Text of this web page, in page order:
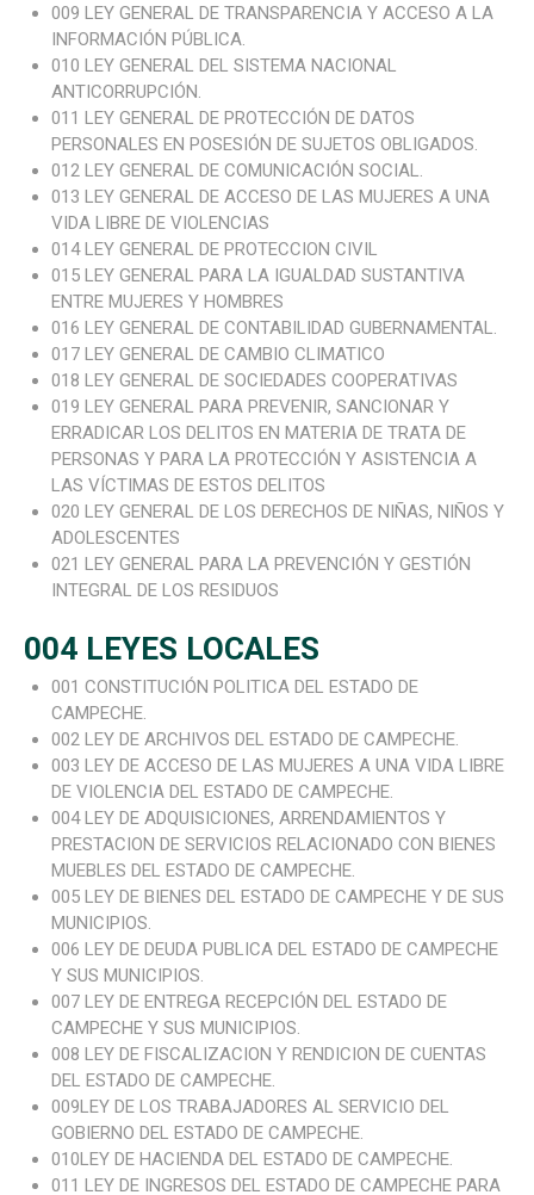
009 LEY GENERAL DE TRANSPARENCIA Y ACCESO A LA
INFORMACIÓN PÚBLICA.
010 LEY GENERAL DEL SISTEMA NACIONAL
ANTICORRUPCIÓN.
011 LEY GENERAL DE PROTECCIÓN DE DATOS
PERSONALES EN POSESIÓN DE SUJETOS OBLIGADOS.
012 LEY GENERAL DE COMUNICACIÓN SOCIAL.
013 LEY GENERAL DE ACCESO DE LAS MUJERES A UNA
VIDA LIBRE DE VIOLENCIAS
014 LEY GENERAL DE PROTECCION CIVIL
015 LEY GENERAL PARA LA IGUALDAD SUSTANTIVA
ENTRE MUJERES Y HOMBRES
016 LEY GENERAL DE CONTABILIDAD GUBERNAMENTAL.
017 LEY GENERAL DE CAMBIO CLIMATICO
018 LEY GENERAL DE SOCIEDADES COOPERATIVAS
019 LEY GENERAL PARA PREVENIR, SANCIONAR Y
ERRADICAR LOS DELITOS EN MATERIA DE TRATA DE
PERSONAS Y PARA LA PROTECCIÓN Y ASISTENCIA A
LAS VÍCTIMAS DE ESTOS DELITOS
020 LEY GENERAL DE LOS DERECHOS DE NIÑAS, NIÑOS Y
ADOLESCENTES
021 LEY GENERAL PARA LA PREVENCIÓN Y GESTIÓN
INTEGRAL DE LOS RESIDUOS
004 LEYES LOCALES
001 CONSTITUCIÓN POLITICA DEL ESTADO DE
CAMPECHE.
002 LEY DE ARCHIVOS DEL ESTADO DE CAMPECHE.
003 LEY DE ACCESO DE LAS MUJERES A UNA VIDA LIBRE
DE VIOLENCIA DEL ESTADO DE CAMPECHE.
004 LEY DE ADQUISICIONES, ARRENDAMIENTOS Y
PRESTACION DE SERVICIOS RELACIONADO CON BIENES
MUEBLES DEL ESTADO DE CAMPECHE.
005 LEY DE BIENES DEL ESTADO DE CAMPECHE Y DE SUS
MUNICIPIOS.
006 LEY DE DEUDA PUBLICA DEL ESTADO DE CAMPECHE
Y SUS MUNICIPIOS.
007 LEY DE ENTREGA RECEPCIÓN DEL ESTADO DE
CAMPECHE Y SUS MUNICIPIOS.
008 LEY DE FISCALIZACION Y RENDICION DE CUENTAS
DEL ESTADO DE CAMPECHE.
009LEY DE LOS TRABAJADORES AL SERVICIO DEL
GOBIERNO DEL ESTADO DE CAMPECHE.
010LEY DE HACIENDA DEL ESTADO DE CAMPECHE.
011 LEY DE INGRESOS DEL ESTADO DE CAMPECHE PARA